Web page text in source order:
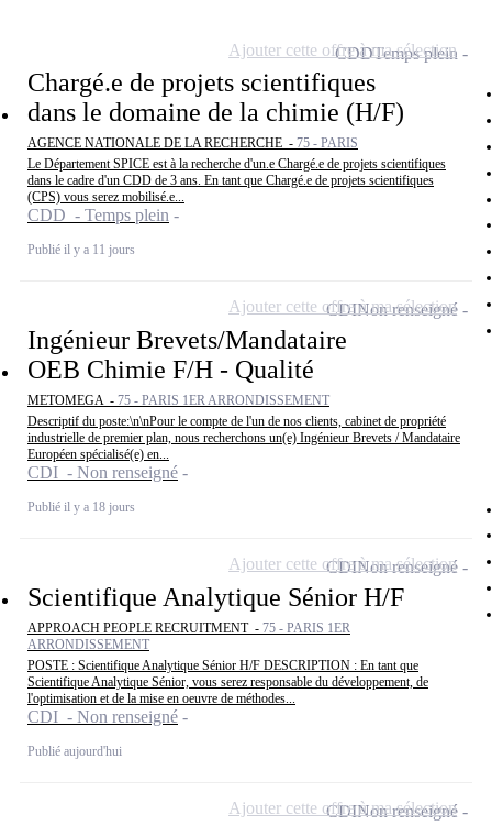
Chargé.e de projets scientifiques
dans le domaine de la chimie (H/F)
AGENCE NATIONALE DE LA RECHERCHE - 75 - PARIS
Le Département SPICE est à la recherche d'un.e Chargé.e de projets scientifiques
dans le cadre d'un CDD de 3 ans. En tant que Chargé.e de projets scientifiques
(CPS) vous serez mobilisé.e...
CDD - Temps plein
Publié il y a 11 jours
CDDTemps plein
Ajouter cette offre à ma sélection
Ingénieur Brevets/Mandataire
OEB Chimie F/H - Qualité
METOMEGA - 75 - PARIS 1ER ARRONDISSEMENT
Descriptif du poste:\n\nPour le compte de l'un de nos clients, cabinet de propriété
industrielle de premier plan, nous recherchons un(e) Ingénieur Brevets / Mandataire
Européen spécialisé(e) en...
CDI - Non renseigné
Publié il y a 18 jours
CDINon renseigné
Ajouter cette offre à ma sélection
Scientifique Analytique Sénior H/F
APPROACH PEOPLE RECRUITMENT - 75 - PARIS 1ER
ARRONDISSEMENT
POSTE : Scientifique Analytique Sénior H/F DESCRIPTION : En tant que
Scientifique Analytique Sénior, vous serez responsable du développement, de
l'optimisation et de la mise en oeuvre de méthodes...
CDI - Non renseigné
Publié aujourd'hui
CDINon renseigné
Ajouter cette offre à ma sélection
CDINon renseigné
Ajouter cette offre à ma sélection